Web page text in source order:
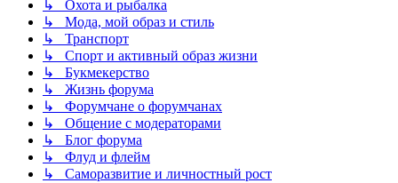
↳ Охота и рыбалка
↳ Мода, мой образ и стиль
↳ Транспорт
↳ Спорт и активный образ жизни
↳ Букмекерство
↳ Жизнь форума
↳ Форумчане о форумчанах
↳ Общение с модераторами
↳ Блог форума
↳ Флуд и флейм
↳ Саморазвитие и личностный рост